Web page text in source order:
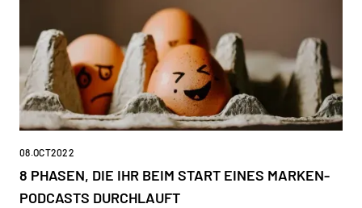
08.OCT2022
8 PHASEN, DIE IHR BEIM START EINES MARKEN-
PODCASTS DURCHLAUFT